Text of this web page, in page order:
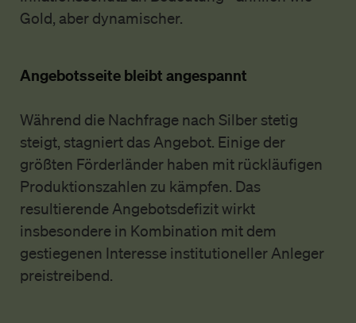
Gold, aber dynamischer.
Angebotsseite bleibt angespannt
Während die Nachfrage nach Silber stetig
steigt, stagniert das Angebot. Einige der
größten Förderländer haben mit rückläufigen
Produktionszahlen zu kämpfen. Das
resultierende Angebotsdefizit wirkt
insbesondere in Kombination mit dem
gestiegenen Interesse institutioneller Anleger
preistreibend.